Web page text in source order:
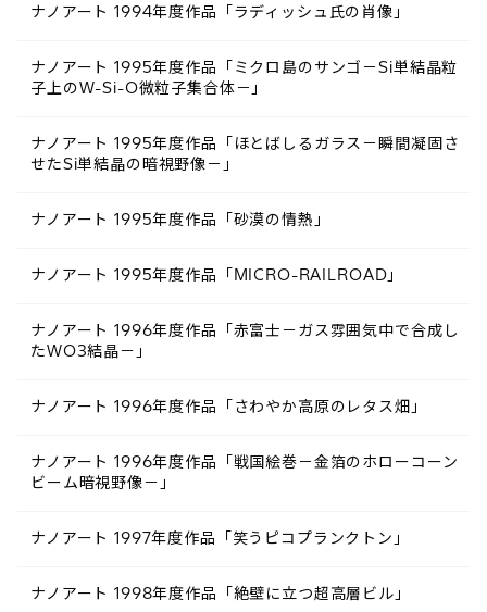
ナノアート 1994年度作品「ラディッシュ氏の肖像」
ナノアート 1995年度作品「ミクロ島のサンゴ－Si単結晶粒
子上のW-Si-O微粒子集合体－」
ナノアート 1995年度作品「ほとばしるガラス－瞬間凝固さ
せたSi単結晶の暗視野像－」
ナノアート 1995年度作品「砂漠の情熱」
ナノアート 1995年度作品「MICRO-RAILROAD」
ナノアート 1996年度作品「赤富士－ガス雰囲気中で合成し
たWO3結晶－」
ナノアート 1996年度作品「さわやか高原のレタス畑」
ナノアート 1996年度作品「戦国絵巻－金箔のホローコーン
ビーム暗視野像－」
ナノアート 1997年度作品「笑うピコプランクトン」
ナノアート 1998年度作品「絶壁に立つ超高層ビル」